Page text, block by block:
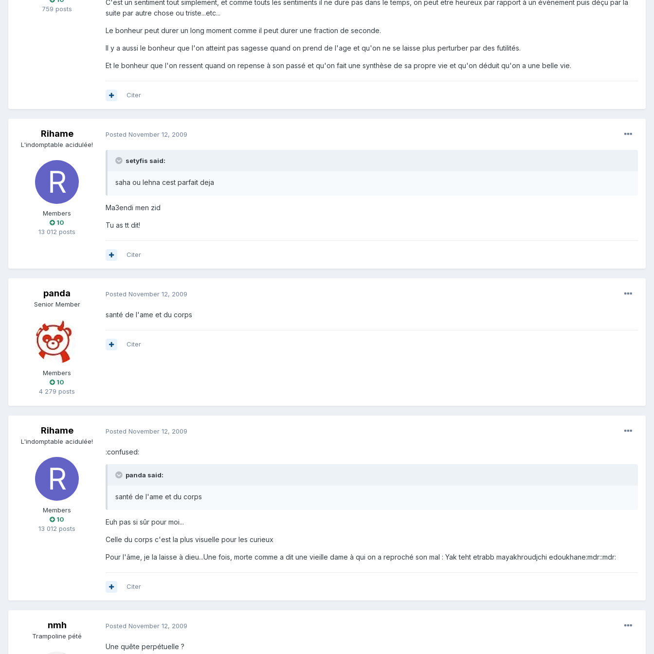
759 posts
C'est un sentiment tout simplement, et comme touts les sentiments il ne dure pas dans le temps, on peut etre heureux par rapport à un évènement puis déçu par la
suite par autre chose ou triste...etc...
Le bonheur peut durer un long moment comme il peut durer une fraction de seconde.
Il y a aussi le bonheur que l'on atteint pas sagesse quand on prend de l'age et qu'on ne se laisse plus perturber par des futilités.
Et le bonheur que l'on ressent quand on repense à son passé et qu'on fait une synthèse de sa propre vie et qu'on déduit qu'on a une belle vie.
Citer
Rihame
L'indomptable acidulée!
Members
10
13 012 posts
Posted November 12, 2009
setyfis said:
saha ou lehna cest parfait deja
Ma3endi men zid
Tu as tt dit!
Citer
panda
Senior Member
Members
10
4 279 posts
Posted November 12, 2009
santé de l'ame et du corps
Citer
Rihame
L'indomptable acidulée!
Members
10
13 012 posts
Posted November 12, 2009
:confused:
panda said:
santé de l'ame et du corps
Euh pas si sûr pour moi...
Celle du corps c'est la plus visuelle pour les curieux
Pour l'âme, je la laisse à dieu...Une fois, morte comme a dit une vieille dame à qui on a reproché son mal : Yak teht etrabb mayakhroudjchi edoukhane:mdr::mdr:
Citer
nmh
Trampoline pété
Posted November 12, 2009
Une quête perpétuelle ?